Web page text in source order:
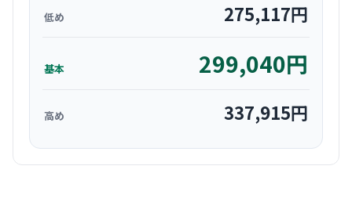
低め 275,117円
基本 299,040円
高め 337,915円